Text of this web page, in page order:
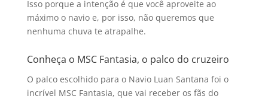
Isso porque a intenção é que você aproveite ao
máximo o navio e, por isso, não queremos que
nenhuma chuva te atrapalhe.
Conheça o MSC Fantasia, o palco do cruzeiro
O palco escolhido para o Navio Luan Santana foi o
incrível MSC Fantasia, que vai receber os fãs do